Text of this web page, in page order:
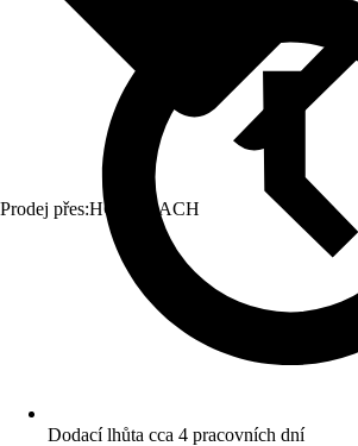
Prodej přes:HORNBACH
Dodací lhůta cca 4 pracovních dní